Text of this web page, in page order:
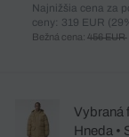
Najnižšia cena za
ceny: 319 EUR
Bežná cena: 456 EUR
Vybraná